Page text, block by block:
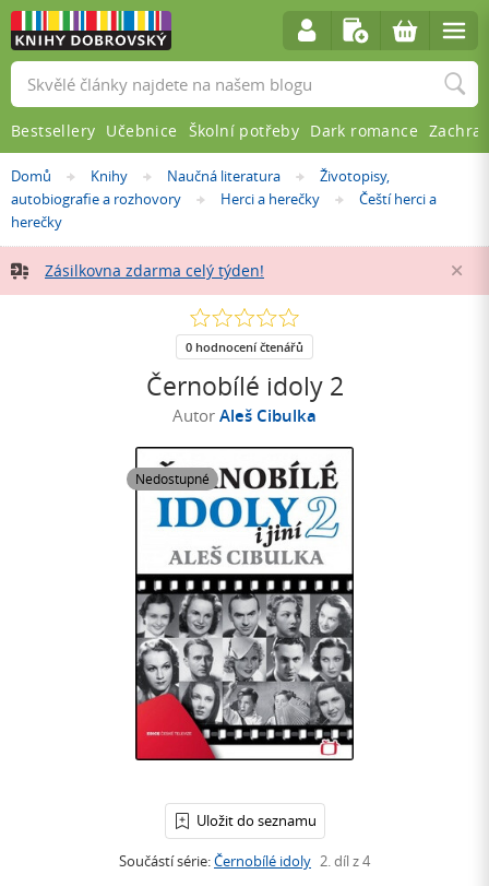
Nacházíte
se
zde:
Domů »Knihy »Naučná literatura »Životopisy,
autobiografie a rozhovory
»Herci a herečky »Čeští herci a
herečky
Zásilkovna zdarma celý týden!
Černobílé idoly 2
Autor Aleš Cibulka
Nedostupné
Uložit do seznamu
Součástí série:Černobílé idoly 2. díl z 4
0.0
5
hvězdiček
0 hodnocení čtenářů
Vyhledávání
Bestsellery Učebnice Školní potřeby Dark romance